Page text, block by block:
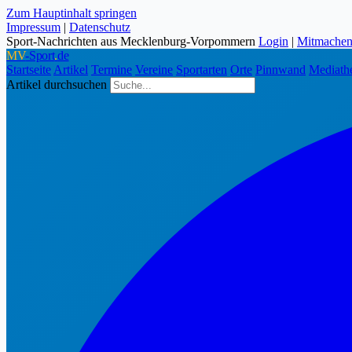
Zum Hauptinhalt springen
Impressum | Datenschutz
Sport-Nachrichten aus Mecklenburg-Vorpommern Login | Mitmachen
MV-Sport.de
Startseite Artikel Termine Vereine Sportarten Orte Pinnwand
Artikel durchsuchen